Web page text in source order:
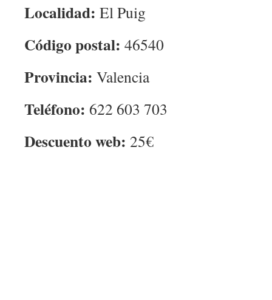
Localidad: El Puig
Código postal: 46540
Provincia: Valencia
Teléfono: 622 603 703
Descuento web: 25€